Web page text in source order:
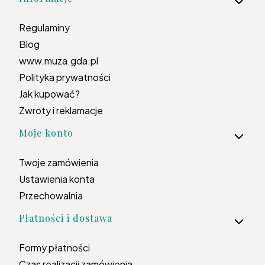
Regulaminy
Blog
www.muza.gda.pl
Polityka prywatności
Jak kupować?
Zwroty i reklamacje
Moje konto
Twoje zamówienia
Ustawienia konta
Przechowalnia
Płatności i dostawa
Formy płatności